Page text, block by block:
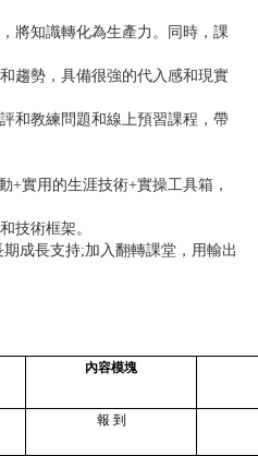
將知識轉化為生產力。同時，課
趨勢，具備很強的代入感和現實
和教練問題和線上預習課程，帶
+實用的生涯技術+實操工具箱，
技術框架。
成長支持;加入翻轉課堂，用輸出
內容模塊
報 到